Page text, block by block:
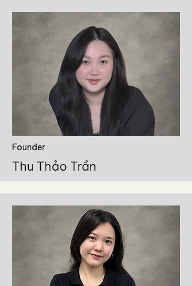
​Founder
​Thu Thảo Trần